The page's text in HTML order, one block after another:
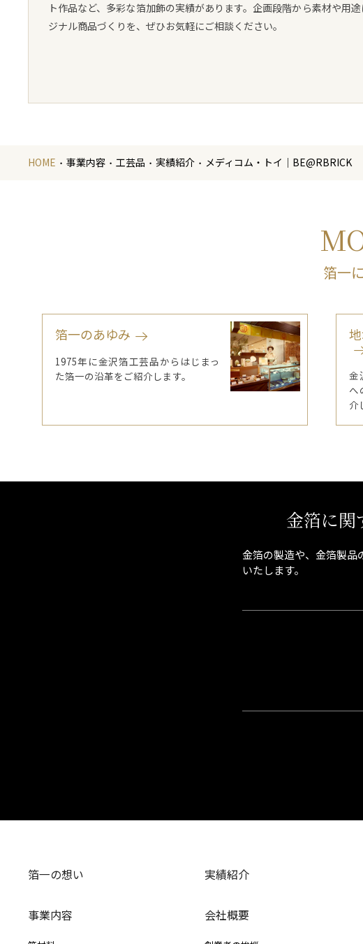
ト作品など、多彩な箔加飾の実績があります。企画段階から素材や用
ジナル商品づくりを、ぜひお気軽にご相談ください。
HOME 事業内容 工芸品 実績紹介 メディコム・トイ｜BE@RBRICK
箔一
箔一のあゆみ
1975年に金沢箔工芸品からはじまっ
た箔一の沿革をご紹介します。
金
へ
介
金箔に関
金箔の製造や、金箔製品
いたします。
箔一の想い
事業内容
実績紹介
会社概要